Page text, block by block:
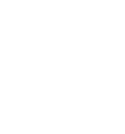
хаммам
Hygromatik